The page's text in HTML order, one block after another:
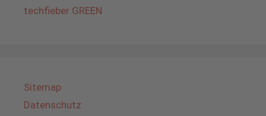
techfieber GREEN
Sitemap
Datenschutz